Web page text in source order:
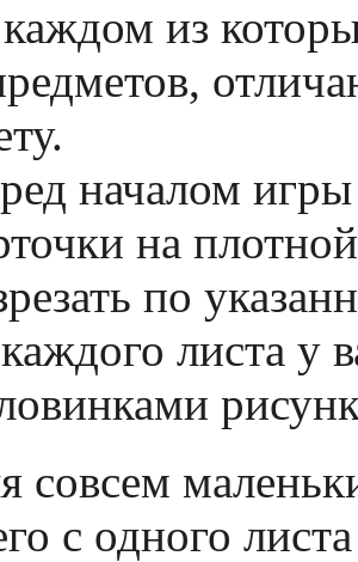
из
началом
на
по
листа у
совсем
с одного